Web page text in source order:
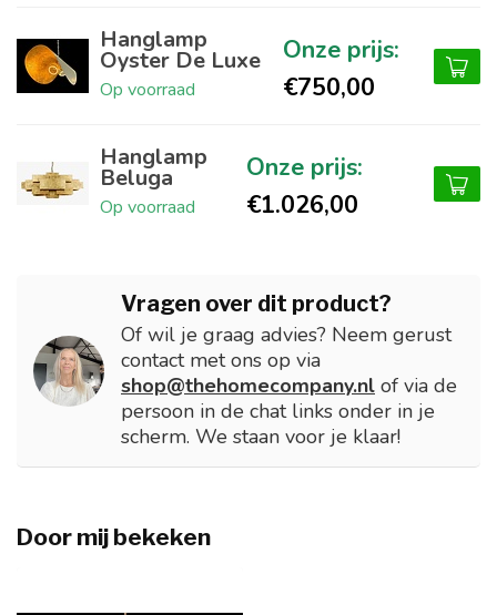
Hanglamp
Oyster De Luxe
Op voorraad €750,00
Hanglamp
Beluga
Op voorraad €1.026,00
Vragen over dit product?
Of wil je graag advies? Neem gerust
contact met ons op via
shop@thehomecompany.nl of via de
persoon in de chat links onder in je
scherm. We staan voor je klaar!
Door mij bekeken